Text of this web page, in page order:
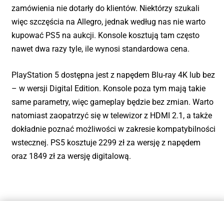
zamówienia nie dotarły do klientów. Niektórzy szukali
więc szczęścia na Allegro, jednak według nas nie warto
kupować PS5 na aukcji. Konsole kosztują tam często
nawet dwa razy tyle, ile wynosi standardowa cena.
PlayStation 5 dostępna jest z napędem Blu-ray 4K lub bez
– w wersji Digital Edition. Konsole poza tym mają takie
same parametry, więc gameplay będzie bez zmian. Warto
natomiast zaopatrzyć się w telewizor z HDMI 2.1, a także
dokładnie poznać możliwości w zakresie kompatybilności
wstecznej. PS5 kosztuje 2299 zł za wersję z napędem
oraz 1849 zł za wersję digitalową.